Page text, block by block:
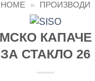
HOME » ПРОИЗВОДИ
ЗА СТАКЛО 26